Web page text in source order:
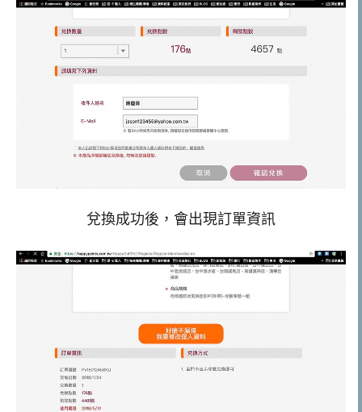
兌換成功後，會出現訂單資訊